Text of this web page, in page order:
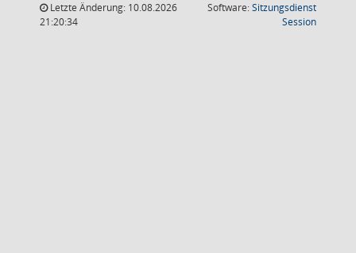
Letzte Änderung: 10.08.2026
21:20:34
Software:Sitzungsdienst
Session(Wird in